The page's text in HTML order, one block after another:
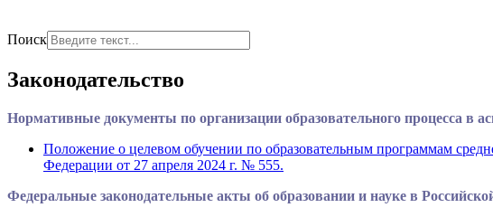
Поиск
Законодательство
Нормативные документы по организации образовательного процесса в
Положение о целевом обучении по образовательным программам
Федерации от 27 апреля 2024 г. № 555.
Федеральные законодательные акты об образовании и науке в